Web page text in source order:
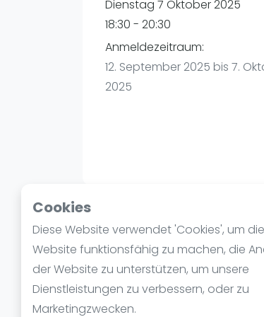
Cookies
Diese Website verwendet 'Cookies', um die
Website funktionsfähig zu machen, die
der Website zu unterstützen, um unsere
Dienstleistungen zu verbessern, oder zu
Marketingzwecken.
Verschiedenes
Dienstag 7 Oktober 2025
18:30 - 20:30
Anmeldezeitraum:
12. September 2025 bis 7.
2025
Über After Work
PEOPLE PLAY PADEL, beim
eurem Arbeitstag eine
"King/Queen of the Court",